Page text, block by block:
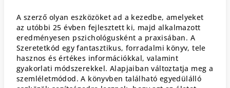
A szerző olyan eszközöket ad a kezedbe, amelyeket
az utóbbi 25 évben fejlesztett ki, majd alkalmazott
eredményesen pszichológusként a praxisában. A
Szeretetkód egy fantasztikus, forradalmi könyv, tele
hasznos és értékes információkkal, valamint
gyakorlati módszerekkel. Alapjaiban változtatja meg a
szemléletmódod. A könyvben található egyedülálló